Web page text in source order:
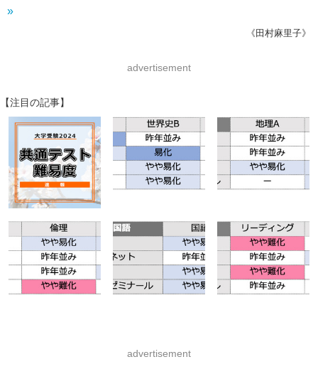
»
《田村麻里子》
advertisement
【注目の記事】
advertisement